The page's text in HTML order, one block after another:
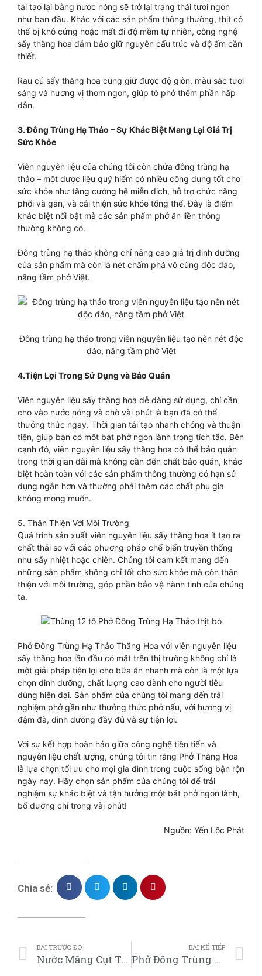
tái tạo lại bằng nước nóng sẽ trở lại trạng thái tươi ngon
như ban đầu. Khác với các sản phẩm thông thường, thịt có
thể bị khô cứng hoặc mất đi độ mềm tự nhiên, công nghệ
sấy thăng hoa đảm bảo giữ nguyên cấu trúc và độ ẩm cần
thiết.
Rau củ sấy thăng hoa cũng giữ được độ giòn, màu sắc tươi
sáng và hương vị thơm ngon, giúp tô phở thêm phần hấp
dẫn.
3. Đông Trùng Hạ Thảo – Sự Khác Biệt Mang Lại Giá Trị
Sức Khỏe
Viên nguyên liệu của chúng tôi còn chứa đông trùng hạ
thảo – một dược liệu quý hiếm có nhiều công dụng tốt cho
sức khỏe như tăng cường hệ miễn dịch, hỗ trợ chức năng
phổi và gan, và cải thiện sức khỏe tổng thể. Đây là điểm
khác biệt nổi bật mà các sản phẩm phở ăn liền thông
thường không có.
Đông trùng hạ thảo không chỉ nâng cao giá trị dinh dưỡng
của sản phẩm mà còn là nét chấm phá vô cùng độc đáo,
nâng tầm phở Việt.
Đông trùng hạ thảo trong viên nguyên liệu tạo nên nét độc
đáo, nâng tầm phở Việt
4.Tiện Lợi Trong Sử Dụng và Bảo Quản
Viên nguyên liệu sấy thăng hoa dễ dàng sử dụng, chỉ cần
cho vào nước nóng và chờ vài phút là bạn đã có thể
thưởng thức ngay. Thời gian tái tạo nhanh chóng và thuận
tiện, giúp bạn có một bát phở ngon lành trong tích tắc. Bên
cạnh đó, viên nguyên liệu sấy thăng hoa có thể bảo quản
trong thời gian dài mà không cần đến chất bảo quản, khác
biệt hoàn toàn với các sản phẩm thông thường có hạn sử
dụng ngắn hơn và thường phải thêm các chất phụ gia
không mong muốn.
5. Thân Thiện Với Môi Trường
Quá trình sản xuất viên nguyên liệu sấy thăng hoa ít tạo ra
chất thải so với các phương pháp chế biến truyền thống
như sấy nhiệt hoặc chiên. Chúng tôi cam kết mang đến
những sản phẩm không chỉ tốt cho sức khỏe mà còn thân
thiện với môi trường, góp phần bảo vệ hành tinh của chúng
ta.
Phở Đông Trùng Hạ Thảo Thăng Hoa với viên nguyên liệu
sấy thăng hoa lần đầu có mặt trên thị trường không chỉ là
một giải pháp tiện lợi cho bữa ăn nhanh mà còn là một lựa
chọn dinh dưỡng, chất lượng cao dành cho người tiêu
dùng hiện đại. Sản phẩm của chúng tôi mang đến trải
nghiệm phở gần như thưởng thức phở nấu, với hương vị
đậm đà, dinh dưỡng đầy đủ và sự tiện lợi.
Với sự kết hợp hoàn hảo giữa công nghệ tiên tiến và
nguyên liệu chất lượng, chúng tôi tin rằng Phở Thăng Hoa
là lựa chọn tối ưu cho mọi gia đình trong cuộc sống bận rộn
ngày nay. Hãy chọn sản phẩm của chúng tôi để trải
nghiệm sự khác biệt và tận hưởng một bát phở ngon lành,
bổ dưỡng chỉ trong vài phút!
Nguồn: Yến Lộc Phát
Chia sẻ:
BÀI TRƯỚC ĐÓ
Nước Măng Cụt Thạch Dừa Tóp-Tóp
BÀI KẾ TIẾP
Phở Đông Trùng Hạ Thảo THĂNG HOA – Thịt Gà